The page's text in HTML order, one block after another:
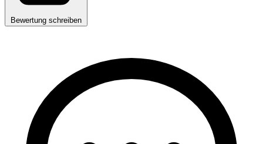
Bewertung schreiben